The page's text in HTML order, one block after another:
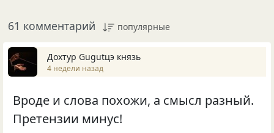
61 комментарий популярные
Дохтур Gugutцэ князь
4 недели назад
Вроде и слова похожи, а смысл разный.
Претензии минус!